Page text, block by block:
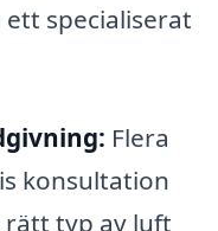
specialiserat
Flera
konsultation
typ av luft